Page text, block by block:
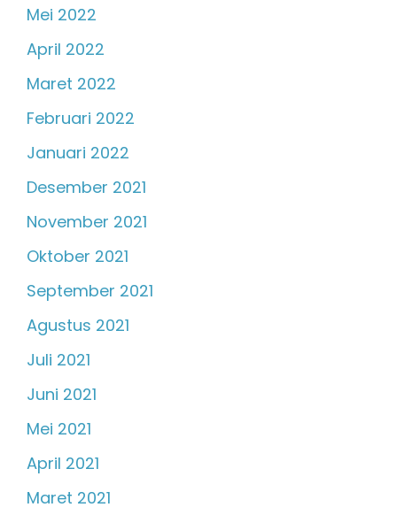
Mei 2022
April 2022
Maret 2022
Februari 2022
Januari 2022
Desember 2021
November 2021
Oktober 2021
September 2021
Agustus 2021
Juli 2021
Juni 2021
Mei 2021
April 2021
Maret 2021